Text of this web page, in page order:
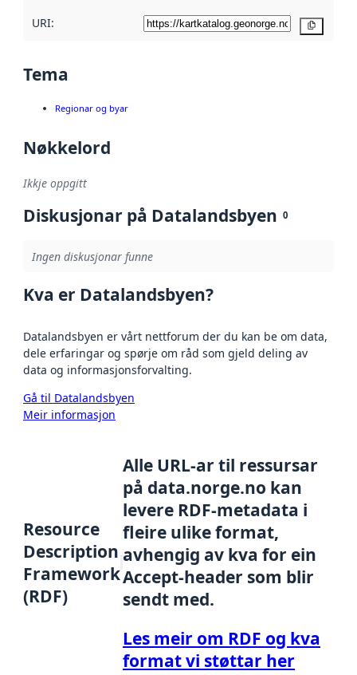
URI:
Tema
Regionar og byar
Nøkkelord
Ikkje oppgitt
Diskusjonar på Datalandsbyen 0
Ingen diskusjonar funne
Kva er Datalandsbyen?
Datalandsbyen er vårt nettforum der du kan be om data,
dele erfaringar og spørje om råd som gjeld deling av
data og informasjonsforvalting.
Gå til Datalandsbyen
Meir informasjon
Resource
Description
Framework
(RDF)
Alle URL-ar til ressursar
på data.norge.no kan
levere RDF-metadata i
fleire ulike format,
avhengig av kva for ein
Accept-header som blir
sendt med.
Les meir om RDF og kva
format vi støttar her